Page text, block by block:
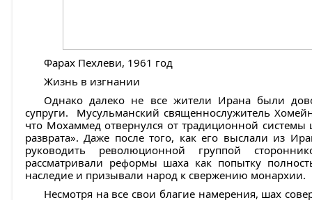
Фарах Пехлеви, 1961 год
Жизнь в изгнании
Однако далеко не все жители Ирана были
супруги. Мусульманский священнослужитель
что Мохаммед отвернулся от традиционной системы
разврата». Даже после того, как его выслали из
руководить революционной группой
рассматривали реформы шаха как попытку
наследие и призывали народ к свержению монархии.
Несмотря на все свои благие намерения, шах